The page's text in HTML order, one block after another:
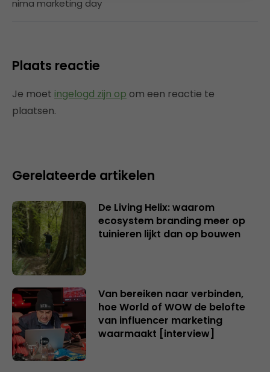
nima marketing day
Plaats reactie
Je moet ingelogd zijn op om een reactie te
plaatsen.
Gerelateerde artikelen
De Living Helix: waarom
ecosystem branding meer op
tuinieren lijkt dan op bouwen
Van bereiken naar verbinden,
hoe World of WOW de belofte
van influencer marketing
waarmaakt [interview]